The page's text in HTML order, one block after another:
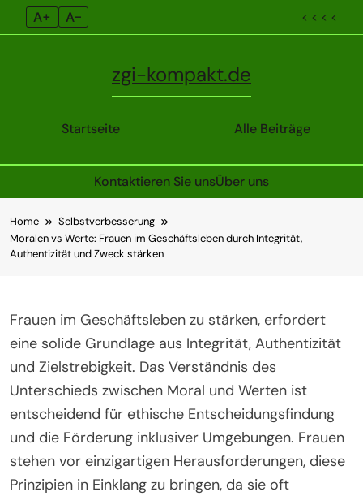
A+ A– < < < <
Startseite
zgi-kompakt.de
Alle Beiträge
Kontaktieren Sie unsÜber uns
to
content
Home
Selbstverbesserung
Moralen vs Werte: Frauen im Geschäftsleben durch Integrität,
Authentizität und Zweck stärken
Frauen im Geschäftsleben zu stärken, erfordert
eine solide Grundlage aus Integrität, Authentizität
und Zielstrebigkeit. Das Verständnis des
Unterschieds zwischen Moral und Werten ist
entscheidend für ethische Entscheidungsfindung
und die Förderung inklusiver Umgebungen. Frauen
stehen vor einzigartigen Herausforderungen, diese
Prinzipien in Einklang zu bringen, da sie oft